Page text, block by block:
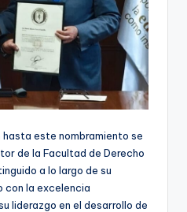
hasta este nombramiento se
de la Facultad de Derecho
a lo largo de su
con la excelencia
liderazgo en el desarrollo de